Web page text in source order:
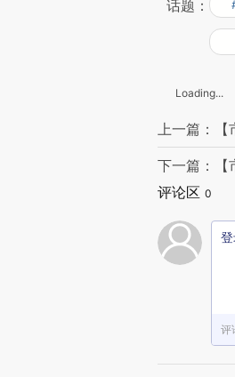
话题：
Loading...
上一篇：【
下一篇：【
评论区 0
评